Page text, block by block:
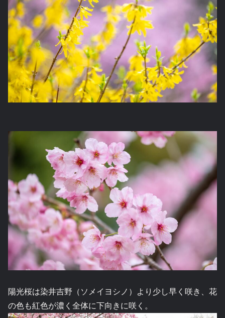
陽光桜は染井吉野（ソメイヨシノ）より少し早く咲き、花
の色も紅色が濃く全体に下向きに咲く。